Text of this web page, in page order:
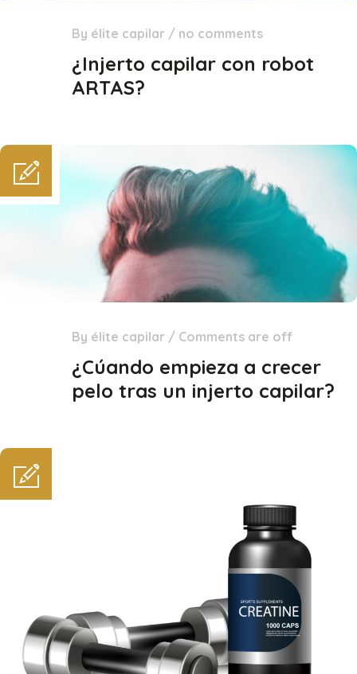
By élite capilar / no comments
¿Injerto capilar con robot
ARTAS?
By élite capilar / Comments are off
¿Cúando empieza a crecer
pelo tras un injerto capilar?